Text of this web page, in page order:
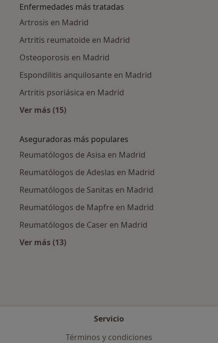
Enfermedades más tratadas
Artrosis en Madrid
Artritis reumatoide en Madrid
Osteoporosis en Madrid
Espondilitis anquilosante en Madrid
Artritis psoriásica en Madrid
Ver más (15)
Aseguradoras más populares
Reumatólogos de Asisa en Madrid
Reumatólogos de Adeslas en Madrid
Reumatólogos de Sanitas en Madrid
Reumatólogos de Mapfre en Madrid
Reumatólogos de Caser en Madrid
Ver más (13)
Servicio
Términos y condiciones